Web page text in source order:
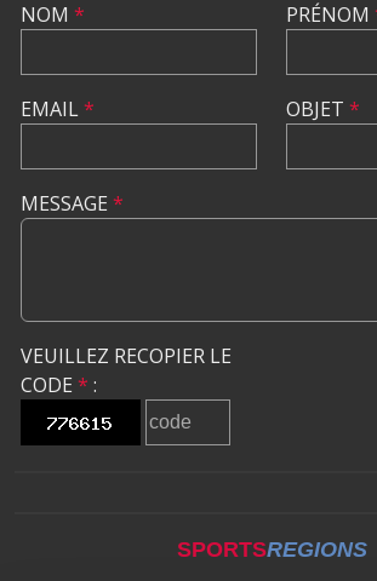
NOM *
EMAIL*
PRÉNOM
OBJET *
MESSAGE *
VEUILLEZ RECOPIER LE
CODE * :
SPORTSREGIONS